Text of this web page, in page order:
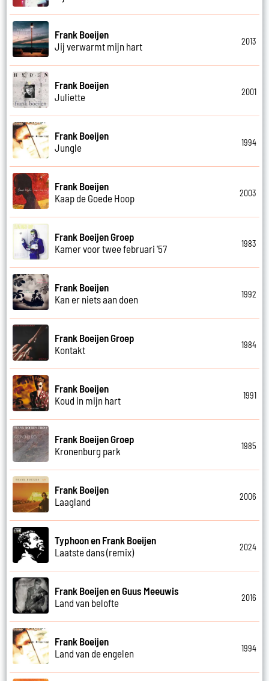
Frank Boeijen
Jij verwarmt mijn hart
2013
Frank Boeijen
Juliette
2001
Frank Boeijen
Jungle
1994
Frank Boeijen
Kaap de Goede Hoop
2003
Frank Boeijen Groep
Kamer voor twee februari '57
1983
Frank Boeijen
Kan er niets aan doen
1992
Frank Boeijen Groep
Kontakt
1984
Frank Boeijen
Koud in mijn hart
1991
Frank Boeijen Groep
Kronenburg park
1985
Frank Boeijen
Laagland
2006
Typhoon en Frank Boeijen
Laatste dans (remix)
2024
Frank Boeijen en Guus Meeuwis
Land van belofte
2016
Frank Boeijen
Land van de engelen
1994